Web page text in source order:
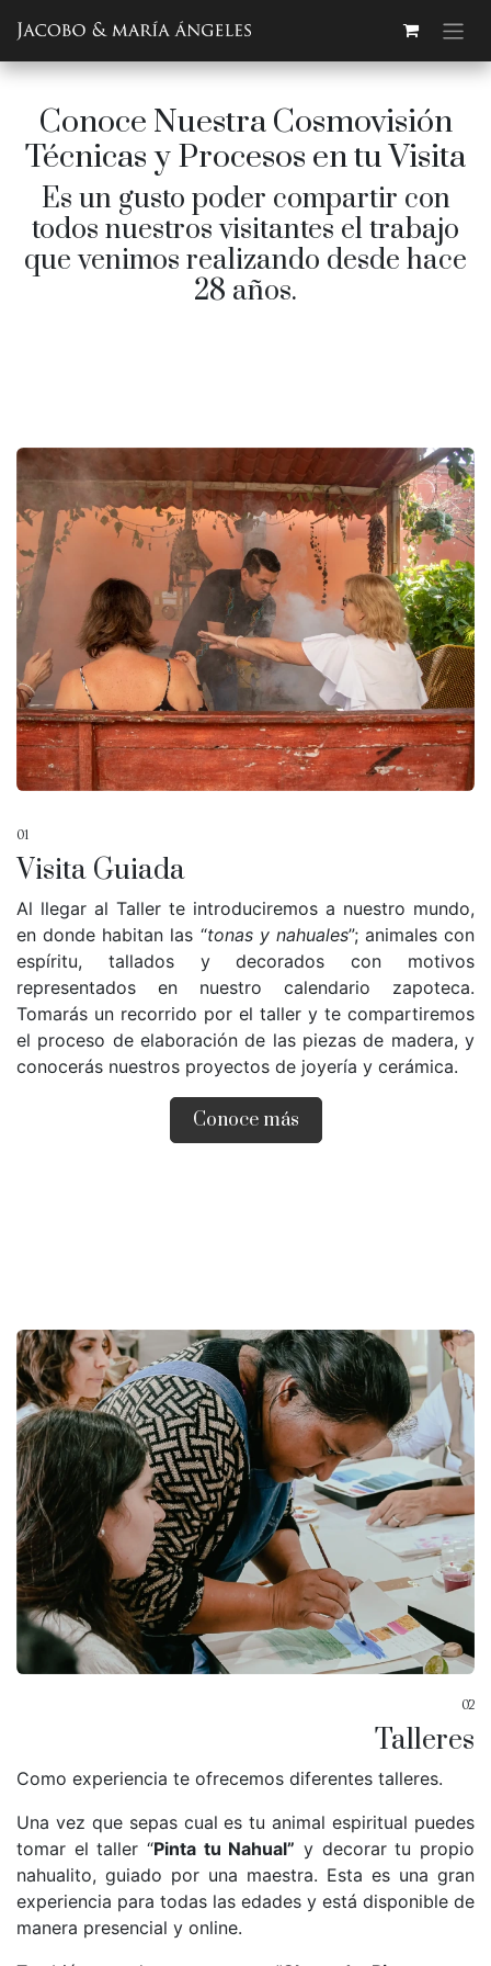
Conoce Nuestra Cosmovisión
Técnicas y Procesos en tu Visita
Es un gusto poder compartir con
todos nuestros visitantes el trabajo
que venimos realizando desde hace
28 años.
01
Visita Guiada
Al llegar al Taller te introduciremos a nuestro mundo,
en donde habitan las “tonas y nahuales”; animales con
espíritu, tallados y decorados con motivos
representados en nuestro calendario zapoteca.
Tomarás un recorrido por el taller y te compartiremos
el proceso de elaboración de las piezas de madera, y
conocerás nuestros proyectos de joyería y cerámica.
Conoce más
02
Talleres
Como experiencia te ofrecemos diferentes talleres.
Una vez que sepas cual es tu animal espiritual puedes
tomar el taller “Pinta tu Nahual” y decorar tu propio
nahualito, guiado por una maestra. Esta es una gran
experiencia para todas las edades y está disponible de
manera presencial y online.